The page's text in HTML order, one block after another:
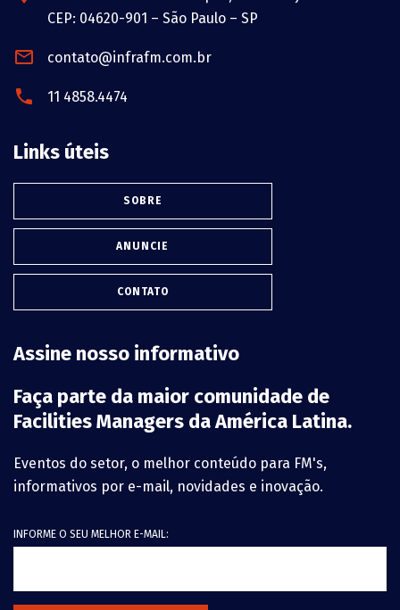
CEP: 04620-901 – São Paulo – SP
contato@infrafm.com.br
11 4858.4474
Links úteis
SOBRE
ANUNCIE
CONTATO
Assine nosso informativo
Faça parte da maior comunidade de
Facilities Managers da América Latina.
Eventos do setor, o melhor conteúdo para FM's,
informativos por e-mail, novidades e inovação.
INFORME O SEU MELHOR E-MAIL: